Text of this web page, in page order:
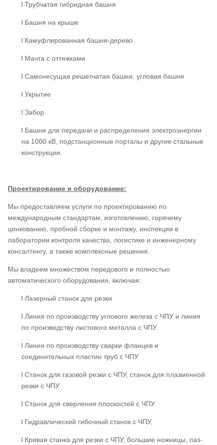
l Трубчатая гибридная башня
l Башня на крыше
l Камуфлированная башня-дерево
l Мачта с оттяжками
l Самонесущая решетчатая башня, угловая башня
l Укрытие
l Забор
l Башня для передачи и распределения электроэнергии
на 1000 кВ, подстанционные порталы и другие стальные
конструкции.
Проектирование и оборудование:
Мы предоставляем услуги по проектированию по
международным стандартам, изготовлению, горячему
цинкованию, пробной сборке и монтажу, инспекции в
лаборатории контроля качества, логистике и инженерному
консалтингу, а также комплексные решения.
Мы владеем множеством передового и полностью
автоматического оборудования, включая:
l Лазерный станок для резки
l Линия по производству углового железа с ЧПУ и линия
по производству листового металла с ЧПУ
l Линии по производству сварки фланцев и
соединительных пластин труб с ЧПУ
l Станок для газовой резки с ЧПУ, станок для плазменной
резки с ЧПУ
l Станок для сверления плоскостей с ЧПУ
l Гидравлический гибочный станок с ЧПУ,
l Кривая станка для резки с ЧПУ, большие ножницы, паз-